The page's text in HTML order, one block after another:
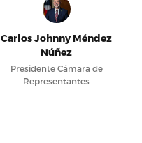
Carlos Johnny Méndez
Núñez
Presidente Cámara de
Representantes